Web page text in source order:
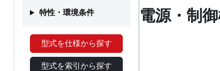
特性・環境条件
型式を仕様から探す
型式を索引から探す
電源・制